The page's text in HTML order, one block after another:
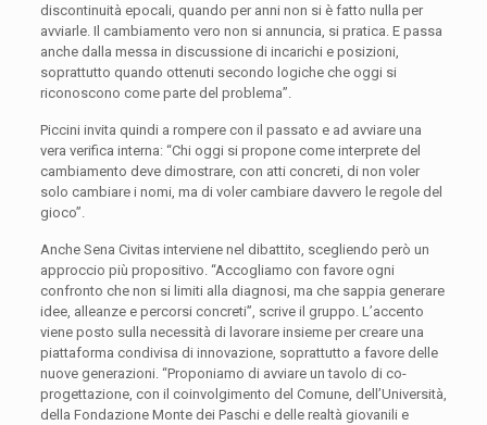
discontinuità epocali, quando per anni non si è fatto nulla per
avviarle. Il cambiamento vero non si annuncia, si pratica. E passa
anche dalla messa in discussione di incarichi e posizioni,
soprattutto quando ottenuti secondo logiche che oggi si
riconoscono come parte del problema”.
Piccini invita quindi a rompere con il passato e ad avviare una
vera verifica interna: “Chi oggi si propone come interprete del
cambiamento deve dimostrare, con atti concreti, di non voler
solo cambiare i nomi, ma di voler cambiare davvero le regole del
gioco”.
Anche Sena Civitas interviene nel dibattito, scegliendo però un
approccio più propositivo. “Accogliamo con favore ogni
confronto che non si limiti alla diagnosi, ma che sappia generare
idee, alleanze e percorsi concreti”, scrive il gruppo. L’accento
viene posto sulla necessità di lavorare insieme per creare una
piattaforma condivisa di innovazione, soprattutto a favore delle
nuove generazioni. “Proponiamo di avviare un tavolo di co-
progettazione, con il coinvolgimento del Comune, dell’Università,
della Fondazione Monte dei Paschi e delle realtà giovanili e